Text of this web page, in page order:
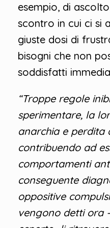
esempio, di
scontro in cui ci si
giuste dosi di
bisogni che non
soddisfatti
“Troppe regole
sperimentare, la
anarchia e perdita
contribuendo ad
comportamenti
conseguente
oppositive
vengono detti ora